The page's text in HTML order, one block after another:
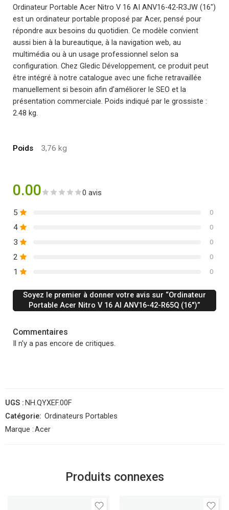
Ordinateur Portable Acer Nitro V 16 AI ANV16-42-R3JW (16″)
est un ordinateur portable proposé par Acer, pensé pour
répondre aux besoins du quotidien. Ce modèle convient
aussi bien à la bureautique, à la navigation web, au
multimédia ou à un usage professionnel selon sa
configuration. Chez Gledic Développement, ce produit peut
être intégré à notre catalogue avec une fiche retravaillée
manuellement si besoin afin d’améliorer le SEO et la
présentation commerciale. Poids indiqué par le grossiste :
2.48 kg.
Poids 3,76 kg
0.00 0 avis
5 0
4 0
3 0
2 0
1 0
Soyez le premier à donner votre avis sur “Ordinateur
Portable Acer Nitro V 16 AI ANV16-42-R65Q (16″)”
Commentaires
Il n'y a pas encore de critiques.
UGS : NH.QYXEF.00F
Catégorie: Ordinateurs Portables
Marque :Acer
Produits connexes